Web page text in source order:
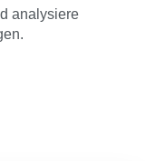
Attraktivität und